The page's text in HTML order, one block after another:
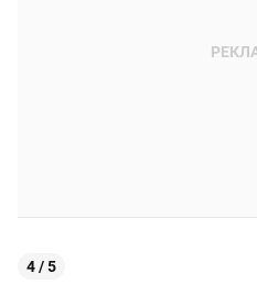
4 / 5